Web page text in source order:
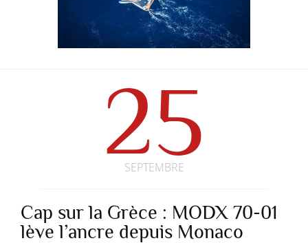
25
SEPTEMBRE
Cap sur la Grèce : MODX 70-01
lève l’ancre depuis Monaco